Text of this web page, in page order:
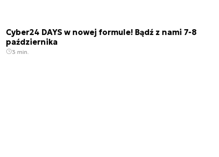
Cyber24 DAYS w nowej formule! Bądź z nami 7-8
października
3 min.